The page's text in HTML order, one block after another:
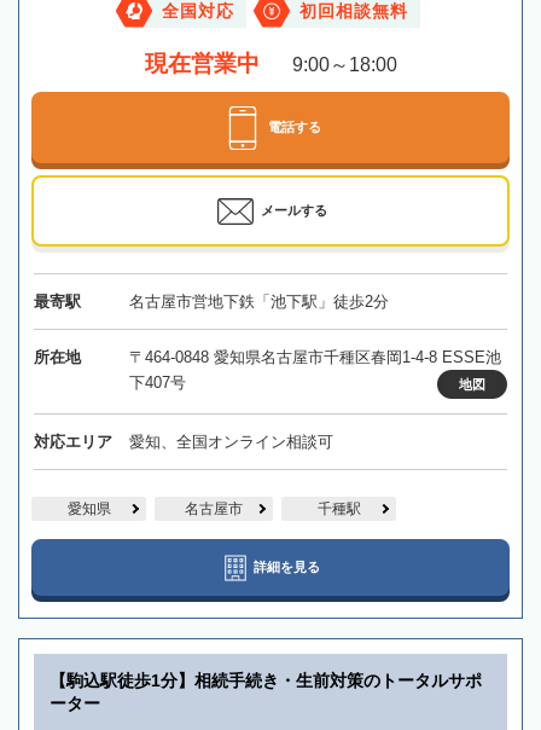
全国対応 初回相談無料
現在営業中 9:00～18:00
電話する
メールする
最寄駅 名古屋市営地下鉄「池下駅」徒歩2分
所在地
〒464-0848 愛知県名古屋市千種区春岡1-4-8 ESSE池
下407号
地図
対応エリア 愛知、全国オンライン相談可
愛知県 名古屋市 千種駅
詳細を見る
【駒込駅徒歩1分】相続手続き・生前対策のトータルサポ
ーター